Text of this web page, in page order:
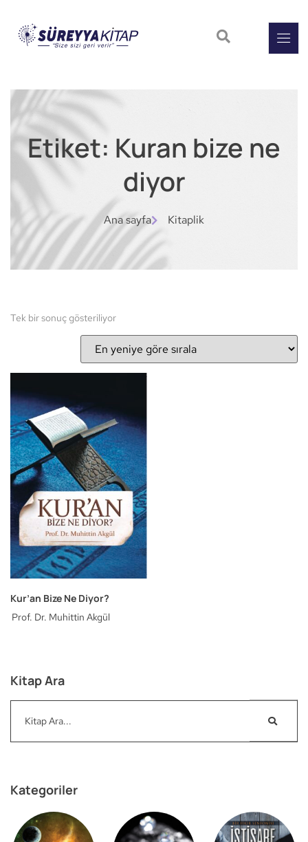
Etiket: Kuran bize ne
diyor
Ana sayfa Kitaplik
Kitap Ara
Kategoriler
Tek bir sonuç gösteriliyor
Kur’an Bize Ne Diyor?
Prof. Dr. Muhittin Akgül